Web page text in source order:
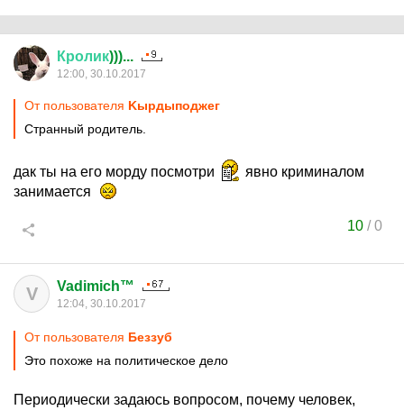
Кролик)))...
12:00, 30.10.2017
От пользователя Kырдыподжег
Странный родитель.
дак ты на его морду посмотри
явно криминалом
занимается
10 /0
V Vadimich™
12:04, 30.10.2017
От пользователя Беззуб
Это похоже на политическое дело
Периодически задаюсь вопросом, почему человек,